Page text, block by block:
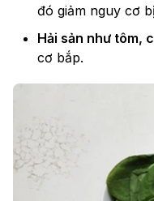
đó giảm nguy cơ
Hải sản như tôm,
cơ bắp.